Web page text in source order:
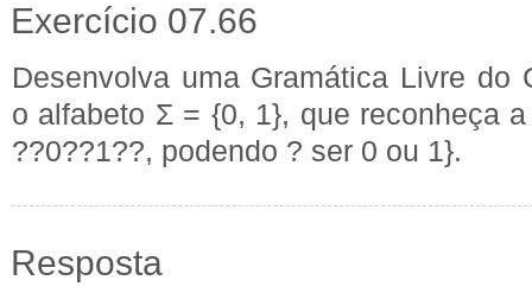
Exercício 07.66
Desenvolva uma Gramática Livre do
o alfabeto Σ = {0, 1}, que reconheça
??0??1??, podendo ? ser 0 ou 1}.
Resposta